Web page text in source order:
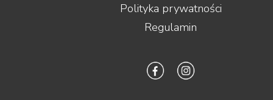
Polityka prywatności
Regulamin